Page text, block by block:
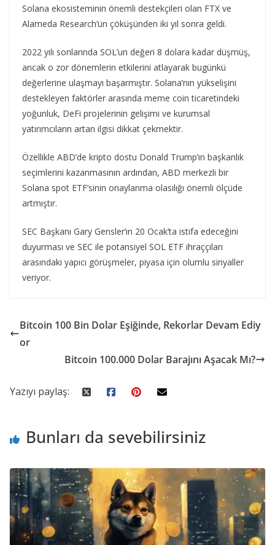
Solana ekosisteminin önemli destekçileri olan FTX ve
Alameda Research’ün çöküşünden iki yıl sonra geldi.
2022 yılı sonlarında SOL’un değeri 8 dolara kadar düşmüş,
ancak o zor dönemlerin etkilerini atlayarak bugünkü
değerlerine ulaşmayı başarmıştır. Solana’nın yükselişini
destekleyen faktörler arasında meme coin ticaretindeki
yoğunluk, DeFi projelerinin gelişimi ve kurumsal
yatırımcıların artan ilgisi dikkat çekmektir.
Özellikle ABD’de kripto dostu Donald Trump’ın başkanlık
seçimlerini kazanmasının ardından, ABD merkezli bir
Solana spot ETF’sinin onaylanma olasılığı önemli ölçüde
artmıştır.
SEC Başkanı Gary Gensler’ın 20 Ocak’ta istifa edeceğini
duyurması ve SEC ile potansiyel SOL ETF ihraççıları
arasındaki yapıcı görüşmeler, piyasa için olumlu sinyaller
veriyor.
Bitcoin 100 Bin Dolar Eşiğinde, Rekorlar Devam Ediy
or
Bitcoin 100.000 Dolar Barajını Aşacak Mı?
Yazıyı paylaş:
Bunları da sevebilirsiniz